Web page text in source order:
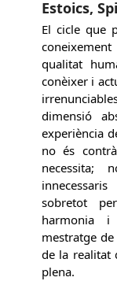
Estoics,
El cicle que
qualitat
conèixer i
dimensió
experiència
no és
necessita;
sobretot
harmonia i
mestratge
de la realitat
plena.